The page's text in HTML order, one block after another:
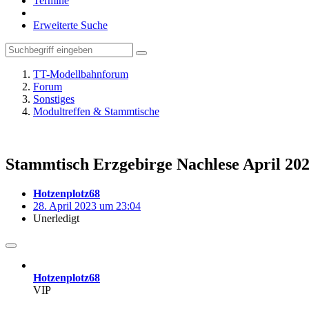
Erweiterte Suche
TT-Modellbahnforum
Forum
Sonstiges
Modultreffen & Stammtische
Stammtisch Erzgebirge Nachlese April
Hotzenplotz68
28. April 2023 um 23:04
Unerledigt
Hotzenplotz68
VIP